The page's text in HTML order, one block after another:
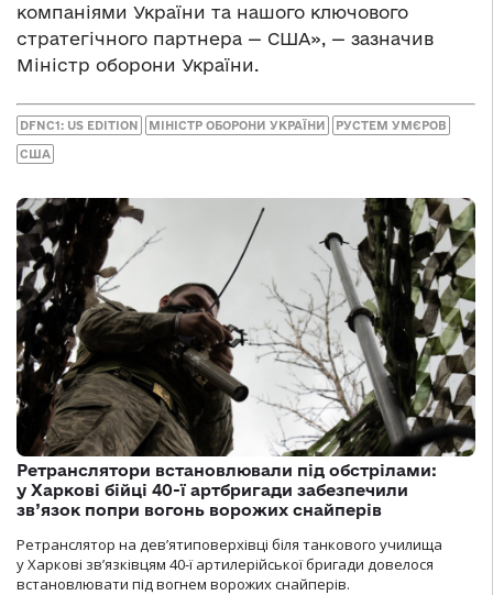
компаніями України та нашого ключового
стратегічного партнера — США», — зазначив
Міністр оборони України.
DFNC1: US EDITION МІНІСТР ОБОРОНИ УКРАЇНИ РУСТЕМ УМЄРОВ
США
Ретранслятори встановлювали під обстрілами:
у Харкові бійці 40-ї артбригади забезпечили
зв’язок попри вогонь ворожих снайперів
Ретранслятор на дев’ятиповерхівці біля танкового училища
у Харкові зв’язківцям 40-ї артилерійської бригади довелося
встановлювати під вогнем ворожих снайперів.